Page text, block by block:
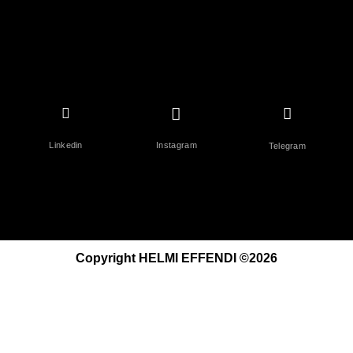
Linkedin Instagram Telegram
Copyright HELMI EFFENDI ©2026